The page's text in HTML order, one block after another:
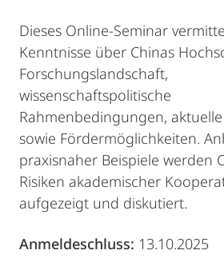
Dieses Online-Seminar
Kenntnisse über Chinas
Forschungslandschaft,
wissenschaftspolitische
Rahmenbedingungen,
sowie Fördermöglichkeiten.
praxisnaher Beispiele werden
Risiken akademischer
aufgezeigt und diskutiert.
Anmeldeschluss: 13.10.2025